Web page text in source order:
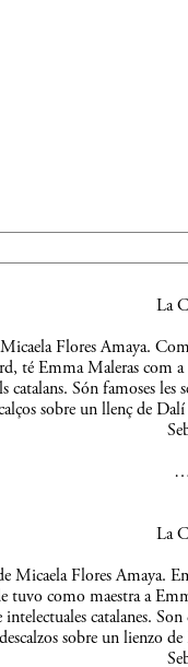
La
Flores Amaya.
té Emma Maleras com
catalans. Són famoses
sobre un llenç de
La
Micaela Flores Amaya.
tuvo como maestra a
catalanes.
sobre un lienzo